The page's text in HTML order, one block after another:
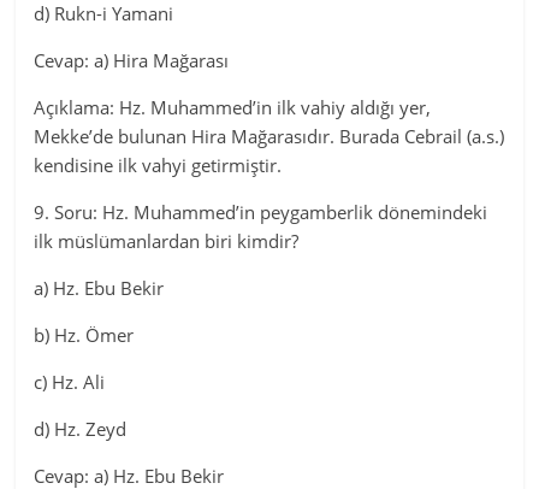
d) Rukn-i Yamani
Cevap: a) Hira Mağarası
Açıklama: Hz. Muhammed’in ilk vahiy aldığı yer,
Mekke’de bulunan Hira Mağarasıdır. Burada Cebrail (a.s.)
kendisine ilk vahyi getirmiştir.
9. Soru: Hz. Muhammed’in peygamberlik dönemindeki
ilk müslümanlardan biri kimdir?
a) Hz. Ebu Bekir
b) Hz. Ömer
c) Hz. Ali
d) Hz. Zeyd
Cevap: a) Hz. Ebu Bekir